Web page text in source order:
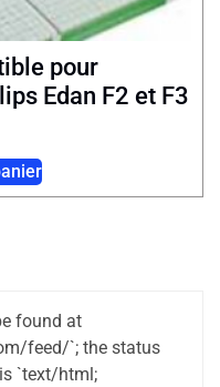
pour
Edan F2 et F3
found at
feed/`; the status
`text/html;